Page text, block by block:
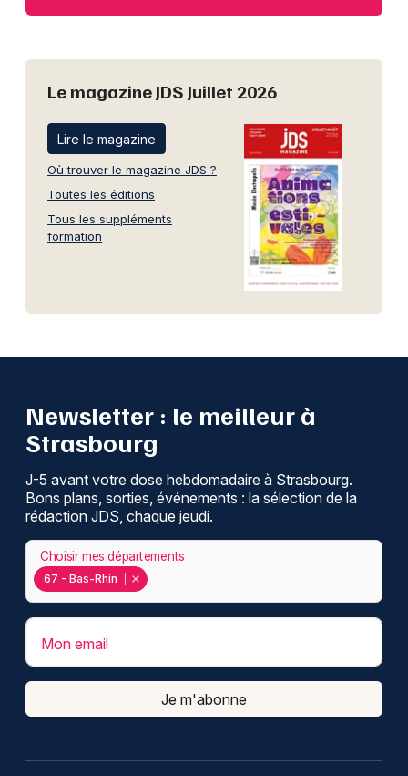
Le magazine JDS Juillet 2026
Lire le magazine
Où trouver le magazine JDS ?
Toutes les éditions
Tous les suppléments
formation
Newsletter : le meilleur à
Strasbourg
J-5 avant votre dose hebdomadaire à Strasbourg.
Bons plans, sorties, événements : la sélection de la
rédaction JDS, chaque jeudi.
67 - Bas-Rhin
Choisir mes départements
Mon email
Je m'abonne